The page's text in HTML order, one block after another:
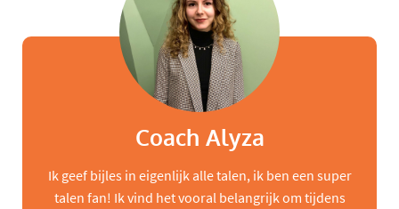
Coach Alyza
Ik geef bijles in eigenlijk alle talen, ik ben een super
talen fan! Ik vind het vooral belangrijk om tijdens